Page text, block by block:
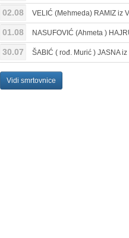
02.08 VELIĆ (Mehmeda) RAMIZ iz
01.08 NASUFOVIĆ (Ahmeta )
30.07 ŠABIĆ ( rođ. Murić ) JASNA iz
Vidi smrtovnice